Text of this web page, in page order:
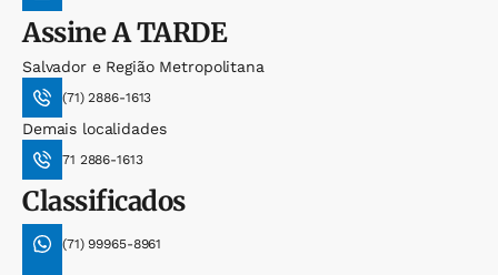
AssineA TARDE
Salvador e Região Metropolitana
(71) 2886-1613
Demais localidades
71 2886-1613
Classificados
(71) 99965-8961